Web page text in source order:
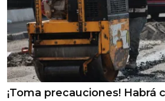
¡Toma precauciones! Habrá